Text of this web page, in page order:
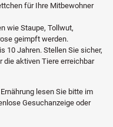
für Ihre Mitbewohner
wie Staupe, Tollwut,
geimpft werden.
10 Jahren. Stellen Sie sicher,
die aktiven Tiere erreichbar
lesen Sie bitte im
Gesuchanzeige oder